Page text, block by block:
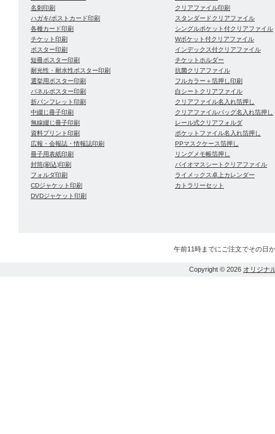
名刺印刷
ハガキ/ポストカード印刷
各種カード印刷
チケット印刷
ポスター印刷
短冊ポスター印刷
耐光性・耐水性ポスター印刷
選挙用ポスター印刷
パネルポスター印刷
折パンフレット印刷
中綴じ冊子印刷
無線綴じ冊子印刷
資料プリント印刷
広報・会報誌・情報誌印刷
冊子用表紙印刷
封筒(刷込)印刷
フォルダ印刷
CDジャケット印刷
DVDジャケット印刷
クリアファイル印刷
スタンダードクリアファイル
シングルポケット付クリアファイル
Wポケット付クリアファイル
インデックス付クリアファイル
チケットホルダー
抗菌クリアファイル
フルカラー＋箔押し印刷
白シートクリアファイル
クリアファイル名入れ箔押し
クリアファイルバッグ名入れ箔押し
レール式クリアフォルダ
ポケットファイル名入れ箔押し
PPマスクケース箔押し
リングメモ帳箔押し
バイオマスシートクリアファイル
ライメックス卓上カレンダー
カトラリーセット
午前11時までにご注文でその日
Copyright © 2026 オリジナ